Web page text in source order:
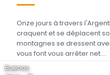
Onze jours à travers
craquent et se déplacent
montagnes se dressent
vous font vous arrêter net….
Buenos